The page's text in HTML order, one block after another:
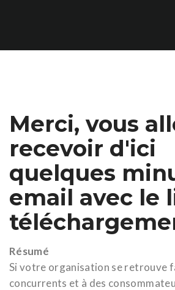
Merci, vous
recevoir d'ici
quelques
email avec le
Résumé
Si votre organisation se retrouve
concurrents et à des